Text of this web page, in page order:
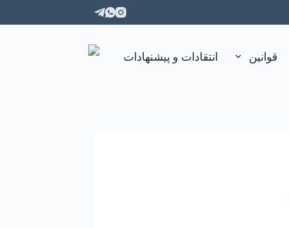
قوانین انتقادات و پیشنهادات